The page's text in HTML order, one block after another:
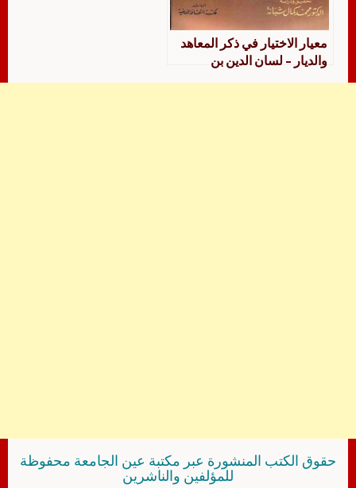
معيار الاختيار في ذكر المعاهد
والديار – لسان الدين بن
حقوق الكتب المنشورة عبر مكتبة عين الجامعة محفوظة
للمؤلفين والناشرين